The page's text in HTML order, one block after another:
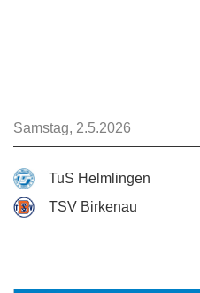
Samstag, 2.5.2026
TuS Helmlingen
TSV Birkenau